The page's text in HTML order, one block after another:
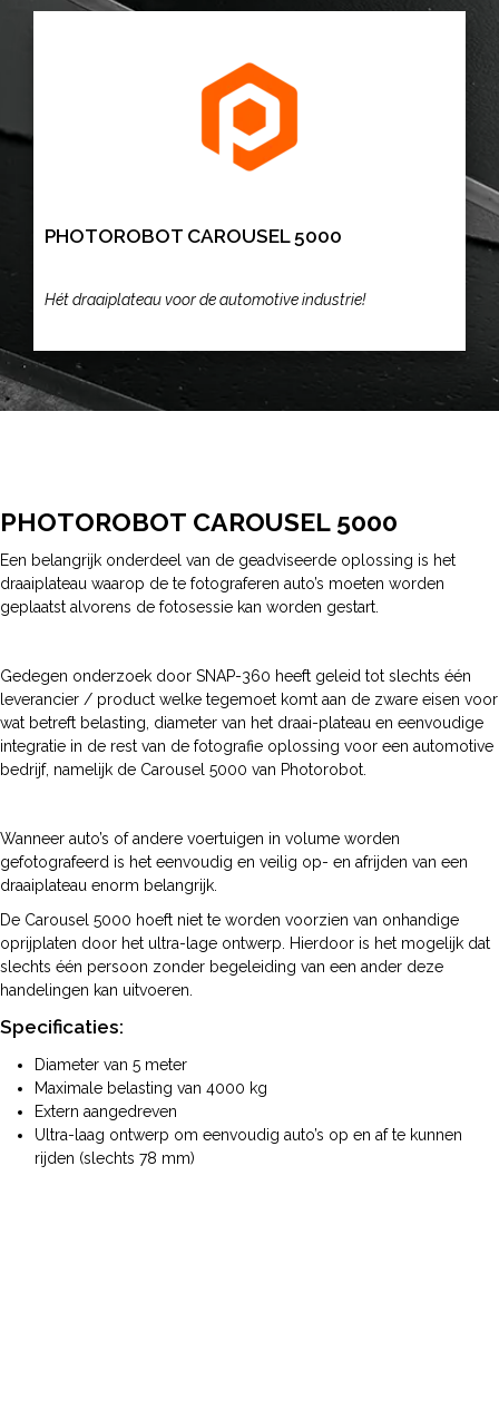
PHOTOROBOT CAROUSEL 5000
Hét draaiplateau voor de automotive industrie!
PHOTOROBOT CAROUSEL 5000
Een belangrijk onderdeel van de geadviseerde oplossing is het
draaiplateau waarop de te fotograferen auto’s moeten worden
geplaatst alvorens de fotosessie kan worden gestart.
Gedegen onderzoek door SNAP-360 heeft geleid tot slechts één
leverancier / product welke tegemoet komt aan de zware eisen voor
wat betreft belasting, diameter van het draai-plateau en eenvoudige
integratie in de rest van de fotografie oplossing voor een automotive
bedrijf, namelijk de Carousel 5000 van Photorobot.
Wanneer auto’s of andere voertuigen in volume worden
gefotografeerd is het eenvoudig en veilig op- en afrijden van een
draaiplateau enorm belangrijk.
De Carousel 5000 hoeft niet te worden voorzien van onhandige
oprijplaten door het ultra-lage ontwerp. Hierdoor is het mogelijk dat
slechts één persoon zonder begeleiding van een ander deze
handelingen kan uitvoeren.
Specificaties:
Diameter van 5 meter
Maximale belasting van 4000 kg
Extern aangedreven
Ultra-laag ontwerp om eenvoudig auto’s op en af te kunnen
rijden (slechts 78 mm)